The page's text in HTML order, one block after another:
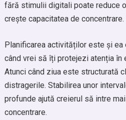
fără stimulii digitali poate reduce
crește capacitatea de concentrare.
Planificarea activităților este și
când vrei să îți protejezi atenția în
Atunci când ziua este structurată
distragerile. Stabilirea unor
profunde ajută creierul să intre
concentrare.